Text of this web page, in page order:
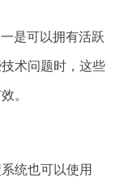
是可以拥有活跃
术问题时，这些
。
统也可以使用